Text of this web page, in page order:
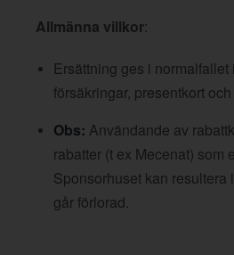
Allmänna villkor:
Ersättning ges i normalfallet
försäkringar, presentkort och
Obs: Användande av
rabatter (t ex Mecenat) som
Sponsorhuset kan resultera
går förlorad.